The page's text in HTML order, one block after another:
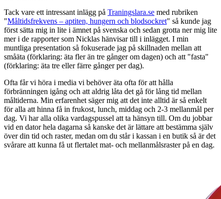
Tack vare ett intressant inlägg på Traningslara.se med rubriken
"Måltidsfrekvens – aptiten, hungern och blodsockret" så kunde jag
först sätta mig in lite i ämnet på svenska och sedan grotta ner mig lite
mer i de rapporter som Nicklas hänvisar till i inlägget. I min
muntliga presentation så fokuserade jag på skillnaden mellan att
småäta (förklaring: äta fler än tre gånger om dagen) och att "fasta"
(förklaring: äta tre eller färre gånger per dag).
Ofta får vi höra i media vi behöver äta ofta för att hålla
förbränningen igång och att aldrig låta det gå för lång tid mellan
måltiderna. Min erfarenhet säger mig att det inte alltid är så enkelt
för alla att hinna få in frukost, lunch, middag och 2-3 mellanmål per
dag. Vi har alla olika vardagspussel att ta hänsyn till. Om du jobbar
vid en dator hela dagarna så kanske det är lättare att bestämma själv
över din tid och raster, medan om du står i kassan i en butik så är det
svårare att kunna få ut flertalet mat- och mellanmålsraster på en dag.